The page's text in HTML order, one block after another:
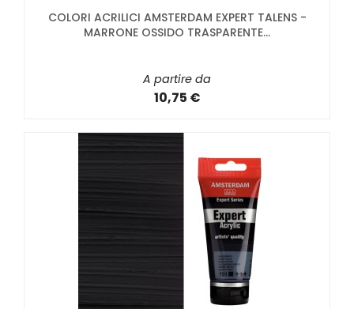
COLORI ACRILICI AMSTERDAM EXPERT TALENS -
MARRONE OSSIDO TRASPARENTE...
A partire da
10,75 €